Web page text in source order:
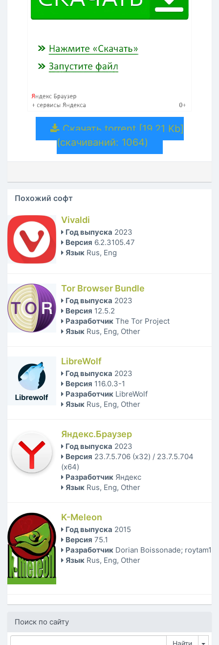
Скачать torrent [19.21 Kb]
(cкачиваний: 1064)
Похожий софт
Vivaldi
Год выпуска 2023
Версия 6.2.3105.47
Язык Rus, Eng
Tor Browser Bundle
Год выпуска 2023
Версия 12.5.2
Разработчик The Tor Project
Язык Rus, Eng, Other
LibreWolf
Год выпуска 2023
Версия 116.0.3-1
Разработчик LibreWolf
Язык Rus, Eng, Other
Яндекс.Браузер
Год выпуска 2023
Версия 23.7.5.706 (x32) / 23.7.5.704
(x64)
Разработчик Яндекс
Язык Rus, Eng, Other
K-Meleon
Год выпуска 2015
Версия 75.1
Разработчик Dorian Boissonade; roytam1
Язык Rus, Eng, Other
Поиск по сайту